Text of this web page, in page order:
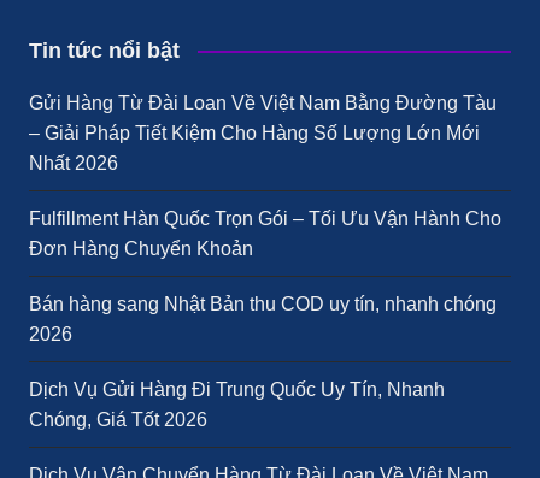
Tin tức nổi bật
Gửi Hàng Từ Đài Loan Về Việt Nam Bằng Đường Tàu
– Giải Pháp Tiết Kiệm Cho Hàng Số Lượng Lớn Mới
Nhất 2026
Fulfillment Hàn Quốc Trọn Gói – Tối Ưu Vận Hành Cho
Đơn Hàng Chuyển Khoản
Bán hàng sang Nhật Bản thu COD uy tín, nhanh chóng
2026
Dịch Vụ Gửi Hàng Đi Trung Quốc Uy Tín, Nhanh
Chóng, Giá Tốt 2026